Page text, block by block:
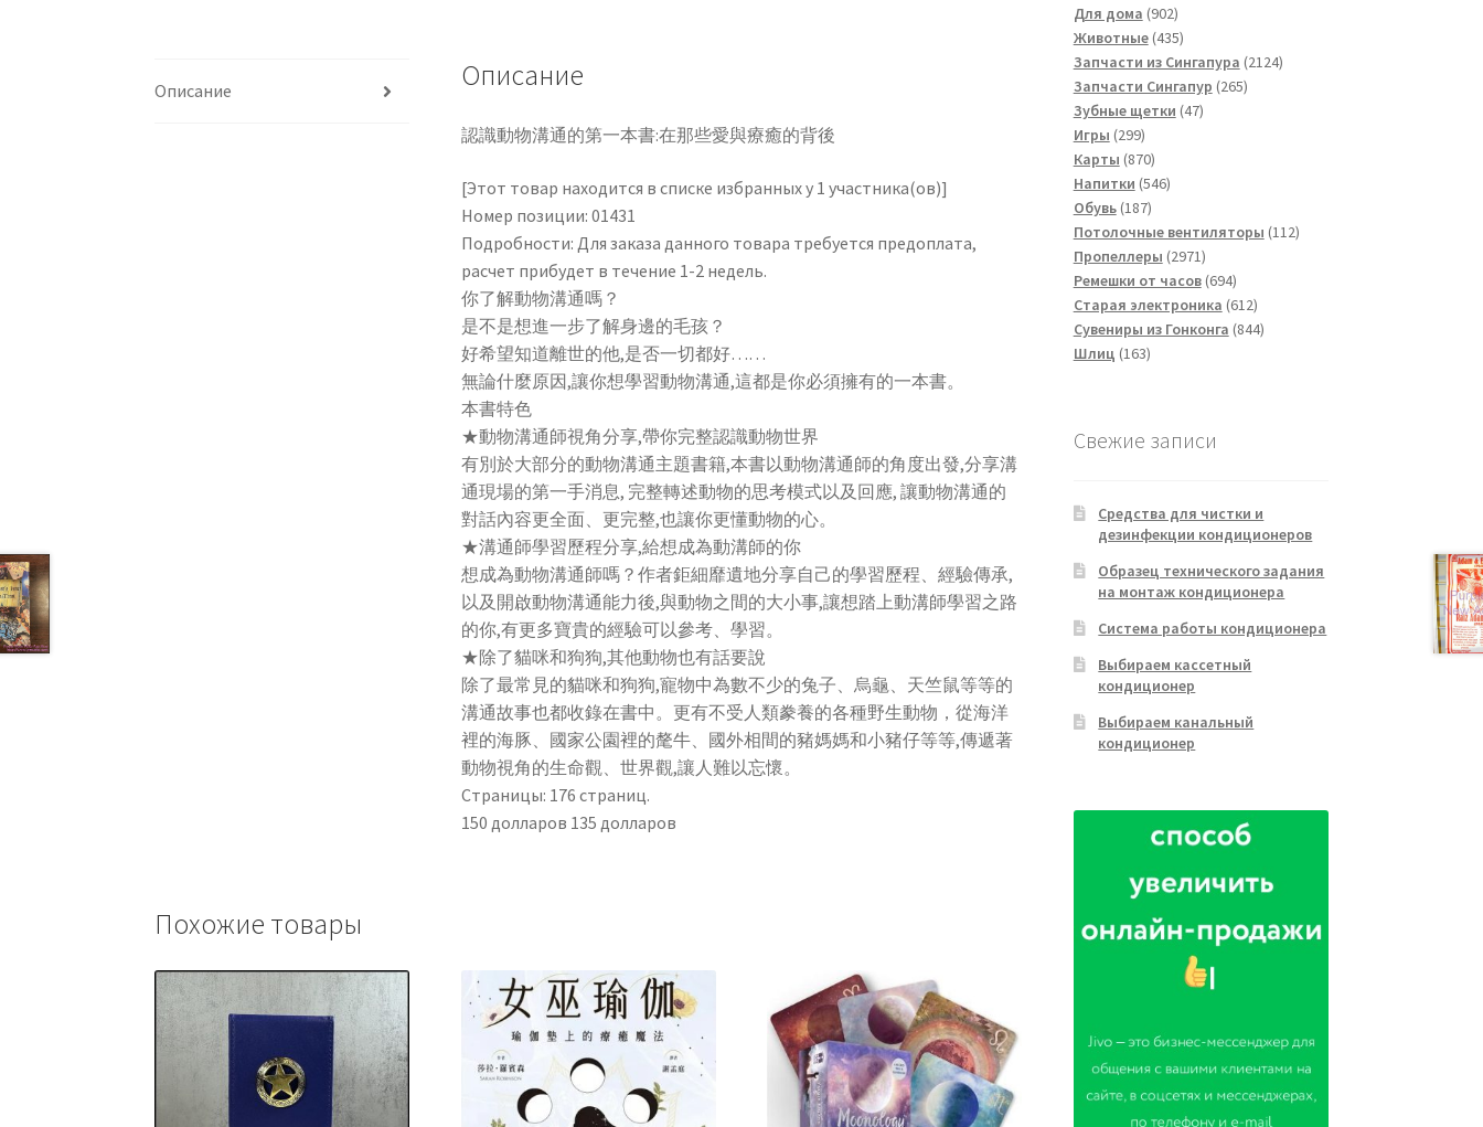
第
書：
些
愛
與
療
癒
的
背
後
Описание Описание
認識動物溝通的第一本書:在那些愛與療癒的背後
[Этот товар находится в списке избранных у 1 участника(ов)]
Номер позиции: 01431
Подробности: Для заказа данного товара требуется предоплата,
расчет прибудет в течение 1-2 недель.
你了解動物溝通嗎？
是不是想進一步了解身邊的毛孩？
好希望知道離世的他,是否一切都好……
無論什麼原因,讓你想學習動物溝通,這都是你必須擁有的一本書。
本書特色
★動物溝通師視角分享,帶你完整認識動物世界
有別於大部分的動物溝通主題書籍,本書以動物溝通師的角度出發,分享溝
通現場的第一手消息, 完整轉述動物的思考模式以及回應, 讓動物溝通的
對話內容更全面、更完整,也讓你更懂動物的心。
★溝通師學習歷程分享,給想成為動溝師的你
想成為動物溝通師嗎？作者鉅細靡遺地分享自己的學習歷程、經驗傳承,
以及開啟動物溝通能力後,與動物之間的大小事,讓想踏上動溝師學習之路
的你,有更多寶貴的經驗可以參考、學習。
★除了貓咪和狗狗,其他動物也有話要說
除了最常見的貓咪和狗狗,寵物中為數不少的兔子、烏龜、天竺鼠等等的
溝通故事也都收錄在書中。更有不受人類豢養的各種野生動物，從海洋
裡的海豚、國家公園裡的氂牛、國外相間的豬媽媽和小豬仔等等,傳遞著
動物視角的生命觀、世界觀,讓人難以忘懷。
Страницы: 176 страниц.
150 долларов 135 долларов
Похожие товары
Для дома 902902
товара
Животные 435435
товаров
Запчасти из Сингапура 21242124
Запчасти Сингапур 265265
Зубные щетки 4747
Игры 299299
товаров
Карты 870870
товаров
Напитки 546546
Обувь 187187
товаров
Потолочные вентиляторы 112112
Пропеллеры 29712971
товар
Ремешки от часов 694694
товара
Старая электроника 612612
товаров
Сувениры из Гонконга 844844
Шлиц 163163
Свежие записи
Средства для чистки и
дезинфекции кондиционеров
Образец технического задания
на монтаж кондиционера
Система работы кондиционера
Выбираем кассетный
кондиционер
Выбираем канальный
кондиционер